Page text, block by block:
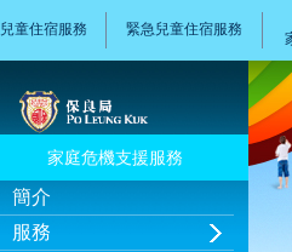
兒童住宿服務 緊急兒童住宿服務
家庭危機支援服務
簡介
服務